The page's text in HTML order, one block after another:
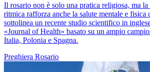
Il rosario non è solo una pratica religiosa, ma
ritmica rafforza anche la salute mentale e fisica
sottolinea un recente studio scientifico in
«Journal of Health» basato su un ampio
Italia, Polonia e Spagna.
Preghiera Rosario